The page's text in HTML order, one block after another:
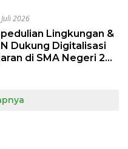
2026
Lingkungan &
Dukung Digitalisasi
di SMA Negeri 2